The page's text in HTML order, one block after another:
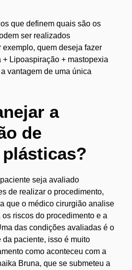
que definem quais são os
ser realizados
quem deseja fazer
Lipoaspiração + mastopexia
vantagem de uma única
a
de
seja avaliado
de realizar o procedimento,
que o médico cirurgião analise
riscos do procedimento e a
das condições avaliadas é o
da paciente, isso é muito
como aconteceu com a
Bruna, que se submeteu a